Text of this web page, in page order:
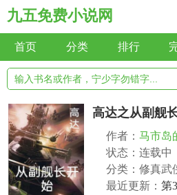
九五免费小说网
首页 分类 排行
高达之从副舰
作者： 马市岛
状态：连载中
分类：修真武
最近更新： 第